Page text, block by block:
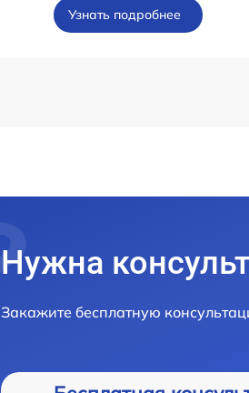
Узнать подробнее
Нужна
Закажите бесплатную